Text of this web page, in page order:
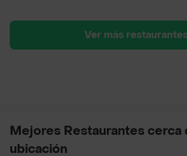
Ver más restaurantes
Mejores Restaurantes cerca
ubicación